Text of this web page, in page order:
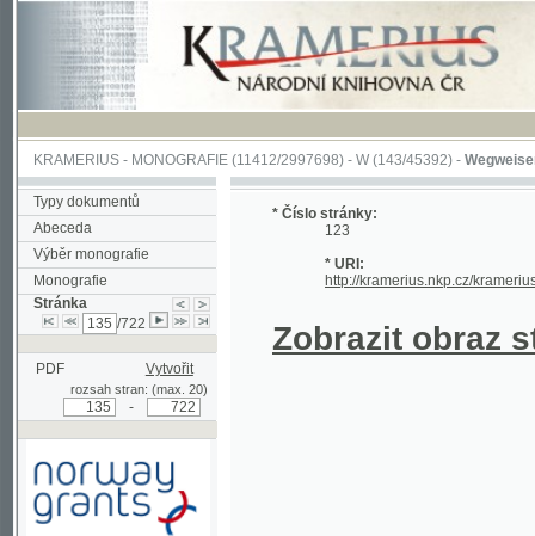
KRAMERIUS-MONOGRAFIE(11412/2997698) -W (143/45392)-Wegweiser durch
Typy dokumentů
Abeceda
Výběr monografie
Monografie
Stránka
/722
PDF Vytvořit
rozsah stran: (max. 20)
Podpořeno grantem z Norska
prostřednictvím Norského
* Číslo stránky:
123
* URI:
http://kramerius.nkp.cz/kramerius/